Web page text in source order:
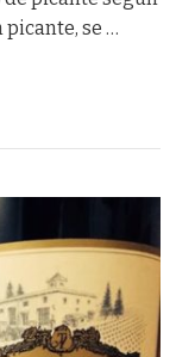
se …